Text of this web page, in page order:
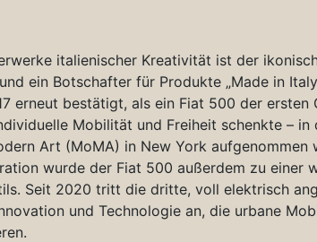
italienischer Kreativität ist der
ein Botschafter für Produkte „Made in
erneut bestätigt, als ein Fiat 500 der ersten
Mobilität und Freiheit schenkte – in
Art (MoMA) in New York aufgenommen
wurde der Fiat 500 außerdem zu einer
Seit 2020 tritt die dritte, voll elektrisch
und Technologie an, die urbane